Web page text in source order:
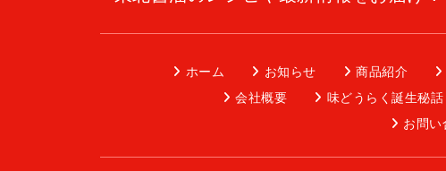
ホーム お知らせ 商品紹介
会社概要
味どうらく誕生秘話
お問い